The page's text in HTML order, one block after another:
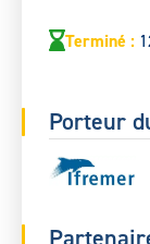
Terminé :
Porteur